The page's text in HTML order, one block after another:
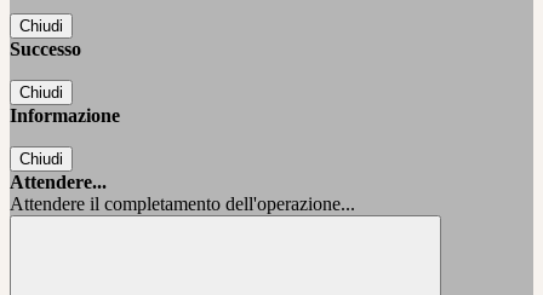
Chiudi
Successo
Chiudi
Informazione
Chiudi
Attendere...
Attendere il completamento dell'operazione...